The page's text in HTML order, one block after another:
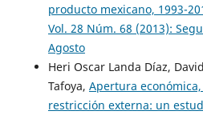
producto mexicano, 1993-
Vol. 28 Núm. 68 (2013):
Agosto
Heri Oscar Landa Díaz,
Tafoya, Apertura
restricción externa: un